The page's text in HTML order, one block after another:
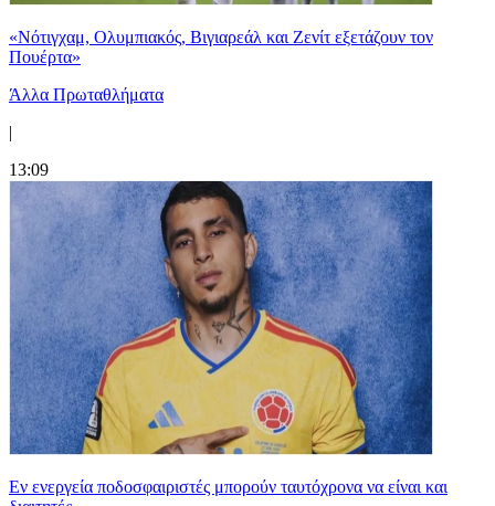
«Νότιγχαμ, Ολυμπιακός, Βιγιαρεάλ και Ζενίτ εξετάζουν τον
Πουέρτα»
Άλλα Πρωταθλήματα
|
13:09
Εν ενεργεία ποδοσφαιριστές μπορούν ταυτόχρονα να είναι και